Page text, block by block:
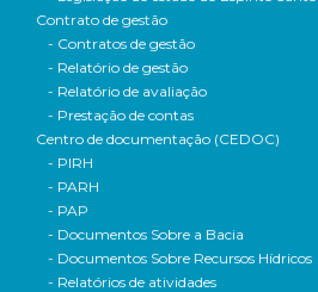
Contrato de gestão
- Contratos de gestão
- Relatório de gestão
- Relatório de avaliação
- Prestação de contas
Centro de documentação (CEDOC)
- PIRH
- PARH
- PAP
- Documentos Sobre a Bacia
- Documentos Sobre Recursos Hídricos
- Relatórios de atividades